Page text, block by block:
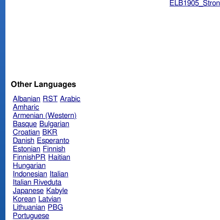
Other Languages
Albanian RST Arabic
Amharic
Armenian (Western)
Basque Bulgarian
Croatian BKR
Danish Esperanto
Estonian Finnish
FinnishPR Haitian
Hungarian
Indonesian Italian
Italian Riveduta
Japanese Kabyle
Korean Latvian
Lithuanian PBG
Portuguese